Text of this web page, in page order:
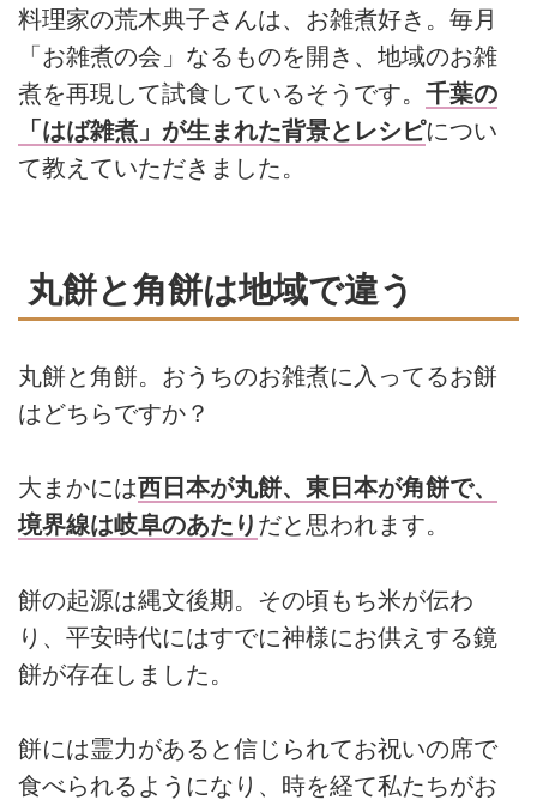
料理家の荒木典子さんは、お雑煮好き。毎月
「お雑煮の会」なるものを開き、地域のお雑
煮を再現して試食しているそうです。 千葉の
「はば雑煮」が生まれた背景とレシピについ
て教えていただきました。
丸餅と角餅は地域で違う
丸餅と角餅。おうちのお雑煮に入ってるお餅
はどちらですか？
大まかには西日本が丸餅、東日本が角餅で、
境界線は岐阜のあたり だと思われます。
餅の起源は縄文後期。その頃もち米が伝わ
り、平安時代にはすでに神様にお供えする鏡
餅が存在しました。
餅には霊力があると信じられてお祝いの席で
食べられるようになり、時を経て私たちがお